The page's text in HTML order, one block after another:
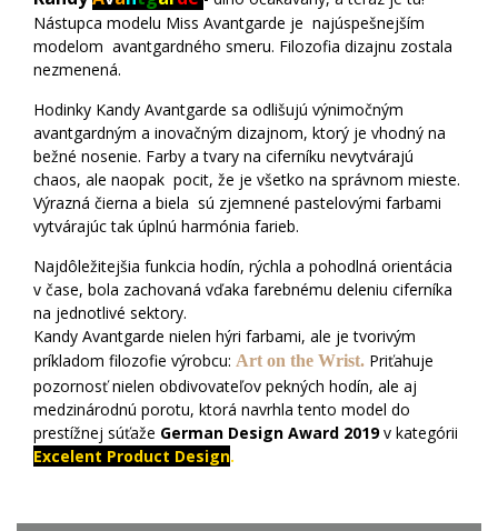
Nástupca modelu Miss Avantgarde je najúspešnejším
modelom avantgardného smeru. Filozofia dizajnu zostala
nezmenená.
Hodinky Kandy Avantgarde sa odlišujú výnimočným
avantgardným a inovačným dizajnom, ktorý je vhodný na
bežné nosenie. Farby a tvary na ciferníku nevytvárajú
chaos, ale naopak pocit, že je všetko na správnom mieste.
Výrazná čierna a biela sú zjemnené pastelovými farbami
vytvárajúc tak úplnú harmónia farieb.
Najdôležitejšia funkcia hodín, rýchla a pohodlná orientácia
v čase, bola zachovaná vďaka farebnému deleniu ciferníka
na jednotlivé sektory.
Kandy Avantgarde nielen hýri farbami, ale je tvorivým
príkladom filozofie výrobcu: Art on the Wrist. Priťahuje
pozornosť nielen obdivovateľov pekných hodín, ale aj
medzinárodnú porotu, ktorá navrhla tento model do
prestížnej súťaže German Design Award 2019v kategórii
Excelent Product Design.